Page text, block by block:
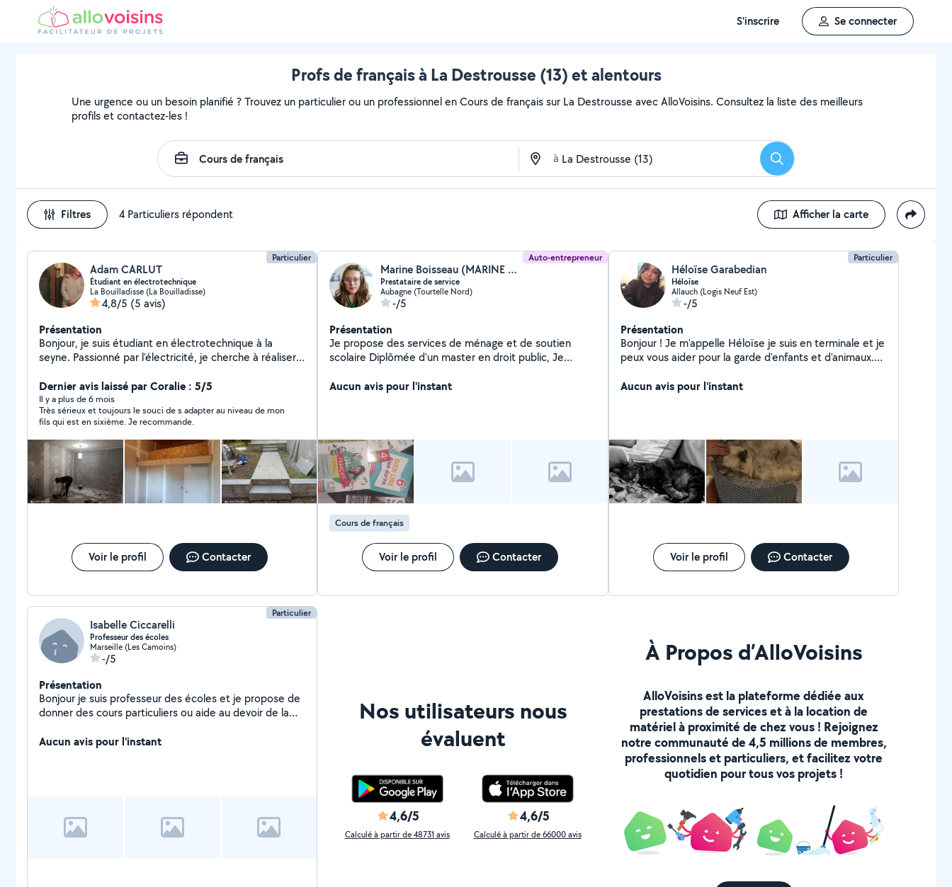
S'inscrire Se connecter
Profs de français à La Destrousse (13) et alentours
Une urgence ou un besoin planifié ? Trouvez un particulier ou un professionnel en Cours de français sur La Destrousse avec AlloVoisins. Consultez la liste des meilleurs
profils et contactez-les !
à Rechercher
Filtres 4 Particuliers répondent Afficher la carte
Particulier
Adam CARLUT
Étudiant en électrotechnique
La Bouilladisse (La Bouilladisse)
4,8/5 (5 avis)
Présentation
Bonjour, je suis étudiant en électrotechnique à la
seyne. Passionné par l'électricité, je cherche à réaliser
(La seyne, Hyères etc). Je suis également disponible
pour des travaux de manutention, ou des aides aux
déménagements. Enfin, je donne des cours particuliers
aux élèves de collège-lycée, plus spécialement dans
mon domaine de prédilection: les sciences ( physique,
chimie, mathématiques) . Au plaisir de vous rencontrer
Dernier avis laissé par Coralie : 5/5
Il y a plus de 6 mois
Très sérieux et toujours le souci de s adapter au niveau de mon
fils qui est en sixième. Je recommande.
Voir le profil Contacter
Auto-entrepreneur
Marine Boisseau (MARINE SERVICES)
Prestataire de service
Aubagne (Tourtelle Nord)
-/5
Présentation
Je propose des services de ménage et de soutien
scolaire Diplômée d'un master en droit public, Je
primaire, collège et lycée dans les matières suivantes :
Aucun avis pour l'instant
Cours de français
Voir le profil Contacter
Particulier
Héloïse Garabedian
Héloïse
Allauch (Logis Neuf Est)
-/5
Présentation
Bonjour ! Je m'appelle Héloïse je suis en terminale et je
peux vous aider pour la garde d'enfants et d'animaux.
première !
Aucun avis pour l'instant
Voir le profil Contacter
Particulier
Isabelle Ciccarelli
Professeur des écoles
Marseille (Les Camoins)
-/5
Présentation
Bonjour je suis professeur des écoles et je propose de
donner des cours particuliers ou aide au devoir de la
Aucun avis pour l'instant
Nos utilisateurs nous
évaluent
4,6/5
Calculé à partir de 48731 avis
4,6/5
Calculé à partir de 66000 avis
À Propos d’AlloVoisins
AlloVoisins est la plateforme dédiée aux
prestations de services et à la location de
matériel à proximité de chez vous ! Rejoignez
notre communauté de 4,5 millions de membres,
professionnels et particuliers, et facilitez votre
quotidien pour tous vos projets !